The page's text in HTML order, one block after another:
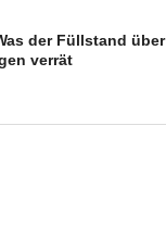
der Füllstand über
verrät